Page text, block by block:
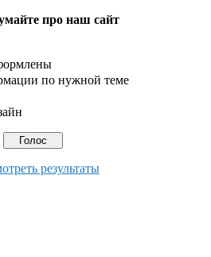
про наш сайт
по нужной теме
результаты